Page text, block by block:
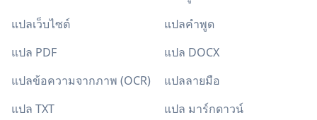
แปลเว็บไซต์
แปลคำพูด
แปล PDF
แปล DOCX
แปลข้อความจากภาพ (OCR)
แปลลายมือ
แปล TXT
แปล มาร์กดาวน์